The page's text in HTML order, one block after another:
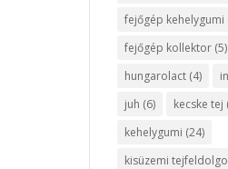
fejőgép kehelygumi
fejőgép kollektor(5)
hungarolact(4)
juh (6) kecske tej
kehelygumi (24)
kisüzemi